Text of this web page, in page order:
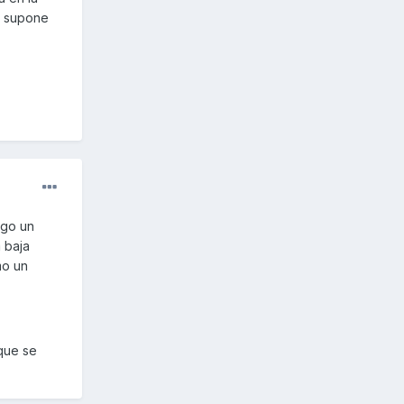
supone
un
baja
un
se